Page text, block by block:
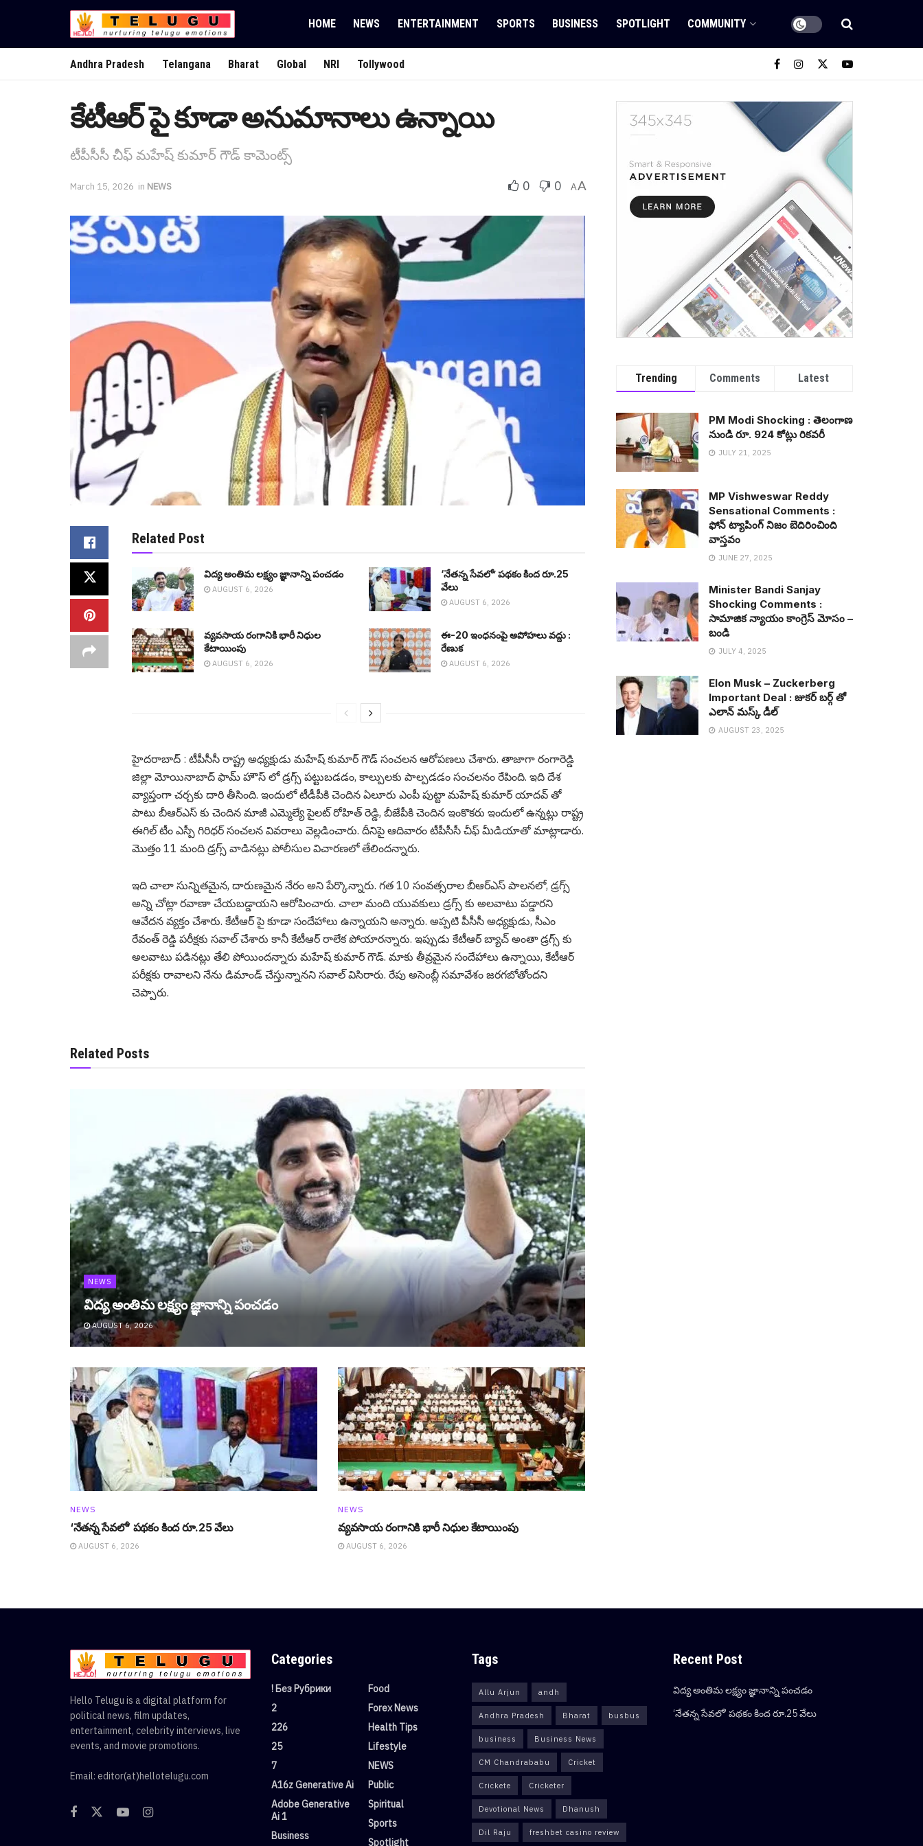
HOME NEWS ENTERTAINMENT SPORTS BUSINESS SPOTLIGHT COMMUNITY
Andhra Pradesh Telangana Bharat Global NRI Tollywood
కేటీఆర్ పై కూడా అనుమానాలు ఉన్నాయి
టీపీసీసీ చీఫ్ మ‌హేష్ కుమార్ గౌడ్ కామెంట్స్
March 15, 2026 in NEWS 0 0 AA
Related Post
విద్య అంతిమ లక్ష్యం జ్ఞానాన్ని పంచడం
AUGUST 6, 2026
‘నేతన్న సేవలో’ పథకం కింద రూ.25
వేలు
AUGUST 6, 2026
వ్య‌వ‌సాయ రంగానికి భారీ నిధుల
కేటాయింపు
AUGUST 6, 2026
ఈ-20 ఇంధనంపై అపోహలు వద్దు :
రేణుక‌
AUGUST 6, 2026
హైద‌రాబాద్ : టీపీసీసీ రాష్ట్ర అధ్య‌క్షుడు మ‌హేష్ కుమార్ గౌడ్ సంచ‌ల‌న ఆరోప‌ణ‌లు చేశారు. తాజాగా రంగారెడ్డి
జిల్లా మోయినాబాద్ ఫామ్ హౌస్ లో డ్ర‌గ్స్ ప‌ట్టుబ‌డ‌డం, కాల్పుల‌కు పాల్ప‌డ‌డం సంచ‌ల‌నం రేపింది. ఇది దేశ
వ్యాప్తంగా చ‌ర్చ‌కు దారి తీసింది. ఇందులో టీడీపీకి చెందిన ఏలూరు ఎంపీ పుట్టా మ‌హేష్ కుమార్ యాద‌వ్ తో
పాటు బీఆర్ఎస్ కు చెందిన మాజీ ఎమ్మెల్యే పైల‌ట్ రోహిత్ రెడ్డి, బీజేపీకి చెందిన ఇంకొక‌రు ఇందులో ఉన్న‌ట్లు రాష్ట్ర
ఈగిల్ టీం ఎస్పీ గిరిధ‌ర్ సంచ‌ల‌న వివ‌రాలు వెల్ల‌డించారు. దీనిపై ఆదివారం టీపీసీసీ చీఫ్ మీడియాతో మాట్లాడారు.
మొత్తం 11 మంది డ్ర‌గ్స్ వాడిన‌ట్లు పోలీసుల విచార‌ణ‌లో తేలింద‌న్నారు.
ఇది చాలా సున్నితమైన, దారుణమైన నేరం అని పేర్కొన్నారు. గత 10 సంవత్సరాల బీఆర్ఎస్ పాలనలో, డ్రగ్స్
అన్ని చోట్లా రవాణా చేయబడ్డాయని ఆరోపించారు. చాలా మంది యువకులు డ్రగ్స్ కు అలవాటు పడ్డారని
ఆవేద‌న వ్య‌క్తం చేశారు. కేటీఆర్ పై కూడా సందేహాలు ఉన్నాయని అన్నారు. అప్పటి పీసీసీ అధ్యక్షుడు, సీఎం
రేవంత్ రెడ్డి పరీక్షకు సవాల్ చేశారు కానీ కేటీఆర్ రాలేక పోయారన్నారు. ఇప్పుడు కేటీఆర్ బ్యాచ్ అంతా డ్రగ్స్ కు
అలవాటు పడిన‌ట్లు తేలి పోయింద‌న్నారు మ‌హేష్ కుమార్ గౌడ్. మాకు తీవ్రమైన సందేహాలు ఉన్నాయి, కేటీఆర్
పరీక్షకు రావాలని నేను డిమాండ్ చేస్తున్నానని స‌వాల్ విసిరారు. రేపు అసెంబ్లీ సమావేశం జరగబోతోందని
చెప్పారు.
Related Posts
NEWS
విద్య అంతిమ లక్ష్యం జ్ఞానాన్ని పంచడం
AUGUST 6, 2026
NEWS
‘నేతన్న సేవలో’ పథకం కింద రూ.25 వేలు
AUGUST 6, 2026
NEWS
వ్య‌వ‌సాయ రంగానికి భారీ నిధుల కేటాయింపు
AUGUST 6, 2026
Trending Comments Latest
PM Modi Shocking : తెలంగాణ
నుండి రూ. 924 కోట్లు రిక‌వ‌రీ
JULY 21, 2025
MP Vishweswar Reddy
Sensational Comments :
ఫోన్ ట్యాపింగ్ నిజం బెదిరించింది
వాస్త‌వం
JUNE 27, 2025
Minister Bandi Sanjay
Shocking Comments :
సామాజిక న్యాయం కాంగ్రెస్ మోసం –
బండి
JULY 4, 2025
Elon Musk – Zuckerberg
Important Deal : జుక‌ర్ బ‌ర్గ్ తో
ఎలాన్ మ‌స్క్ డీల్
AUGUST 23, 2025
Hello Telugu is a digital platform for
political news, film updates,
entertainment, celebrity interviews, live
events, and movie promotions.
Email: editor(at)hellotelugu.com
Categories
! Без Рубрики
2
226
25
7
A16z Generative Ai
Adobe Generative
Ai 1
Business
Food
Forex News
Health Tips
Lifestyle
NEWS
Public
Spiritual
Sports
Spotlight
Tags
Allu Arjun andh
Andhra Pradesh Bharat busbus
business Business News
CM Chandrababu Cricket
Crickete Cricketer
Devotional News Dhanush
Dil Raju freshbet casino review
Recent Post
విద్య అంతిమ లక్ష్యం జ్ఞానాన్ని పంచడం
‘నేతన్న సేవలో’ పథకం కింద రూ.25 వేలు